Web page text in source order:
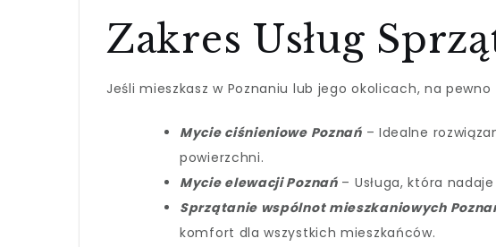
Zakres Usług
Jeśli mieszkasz w Poznaniu lub jego okolicach, na
Mycie ciśnieniowe Poznań– Idealne
powierzchni.
Mycie elewacji Poznań– Usługa, która
Sprzątanie wspólnot mieszkaniowych
komfort dla wszystkich mieszkańców.